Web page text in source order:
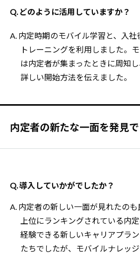
Q. どのように活用していますか？
A. 内定時期のモバイル学習と、入
トレーニングを利用しました。
は内定者が集まったときに周知
詳しい開始方法を伝えました。
内定者の新たな一面を発見
Q. 導入していかがでしたか？
A. 内定者の新しい一面が見れたのも
上位にランキングされている内
経験できる新しいキャリアプラ
たちでしたが、モバイルナレッ